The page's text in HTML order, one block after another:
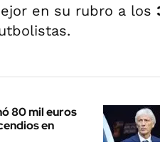
en su rubro a los
80 mil euros
en